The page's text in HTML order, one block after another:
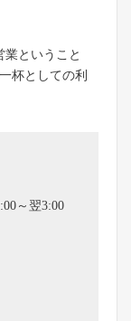
業ということ
杯としての利
～翌3:00